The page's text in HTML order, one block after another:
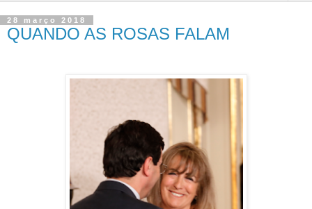
28 março 2018
QUANDO AS ROSAS FALAM